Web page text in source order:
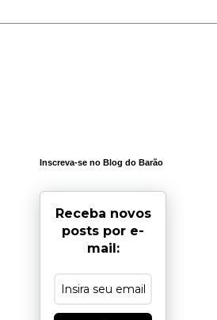
Inscreva-se no Blog do Barão
Receba novos
posts por e-
mail: